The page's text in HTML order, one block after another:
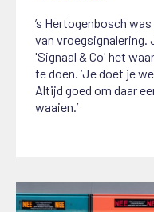
’s Hertogenbosch
van
'Signaal & Co' het
te doen. ‘Je doet je
Altijd goed om daar
waaien.’